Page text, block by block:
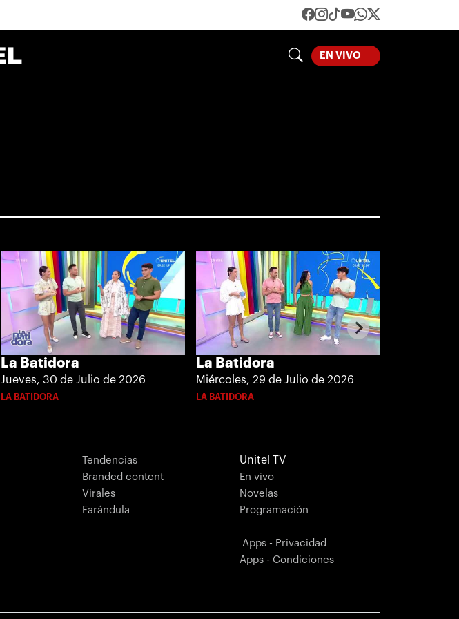
EN VIVO LOADING...
La Batidora
Jueves, 30 de Julio de 2026
LA BATIDORA
La Batidora
Miércoles, 29 de Julio de 2026
LA BATIDORA
Tendencias
Branded content
Virales
Farándula
Unitel TV
En vivo
Novelas
Programación
Apps - Privacidad
Apps - Condiciones